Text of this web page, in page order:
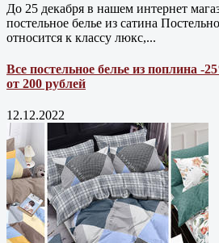
До 25 декабря в нашем интернет
постельное белье из сатина
относится к классу люкс,...
Все постельное белье из поплина -
от 200 рублей
12.12.2022